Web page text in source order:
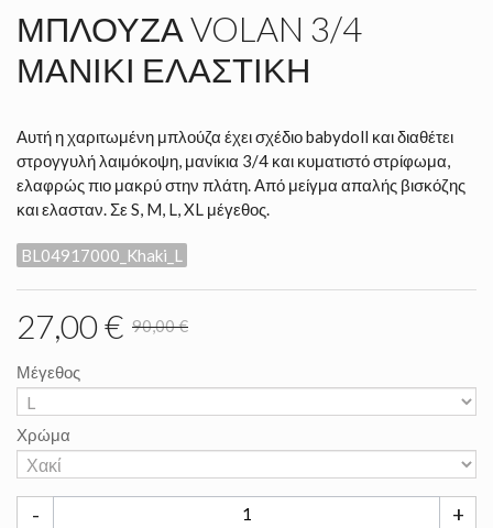
ΜΠΛΟΎΖΑ VOLAN 3/4
ΜΑΝΊΚΙ ΕΛΑΣΤΙΚΉ
Αυτή η χαριτωμένη μπλούζα έχει σχέδιο babydoll και διαθέτει
στρογγυλή λαιμόκοψη, μανίκια 3/4 και κυματιστό στρίφωμα,
ελαφρώς πιο μακρύ στην πλάτη. Από μείγμα απαλής βισκόζης
και ελασταν. Σε S, M, L, XL μέγεθος.
BL04917000_Khaki_L
27,00 € 90,00 €
Μέγεθος
Χρώμα
- +